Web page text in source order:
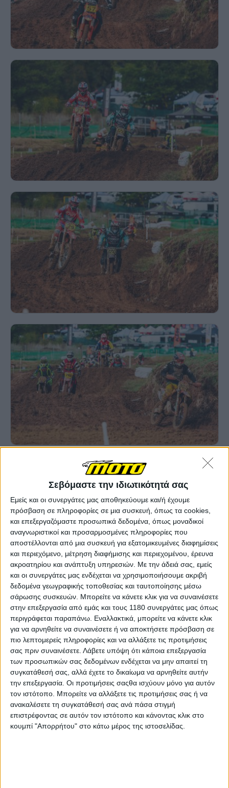
Σεβόμαστε την ιδιωτικότητά σας
Εμείς και οι συνεργάτες μας αποθηκεύουμε και/ή έχουμε
πρόσβαση σε πληροφορίες σε μια συσκευή, όπως τα cookies,
και επεξεργαζόμαστε προσωπικά δεδομένα, όπως μοναδικοί
αναγνωριστικοί και προσαρμοσμένες πληροφορίες που
αποστέλλονται από μια συσκευή για εξατομικευμένες διαφημίσεις
και περιεχόμενο, μέτρηση διαφήμισης και περιεχομένου, έρευνα
ακροατηρίου και ανάπτυξη υπηρεσιών. Με την άδειά σας, εμείς
και οι συνεργάτες μας ενδέχεται να χρησιμοποιήσουμε ακριβή
δεδομένα γεωγραφικής τοποθεσίας και ταυτοποίησης μέσω
σάρωσης συσκευών. Μπορείτε να κάνετε κλικ για να συναινέσετε
στην επεξεργασία από εμάς και τους 1180 συνεργάτες μας όπως
περιγράφεται παραπάνω. Εναλλακτικά, μπορείτε να κάνετε κλικ
για να αρνηθείτε να συναινέσετε ή να αποκτήσετε πρόσβαση σε
πιο λεπτομερείς πληροφορίες και να αλλάξετε τις προτιμήσεις
σας πριν συναινέσετε. Λάβετε υπόψη ότι κάποια επεξεργασία
των προσωπικών σας δεδομένων ενδέχεται να μην απαιτεί τη
συγκατάθεσή σας, αλλά έχετε το δικαίωμα να αρνηθείτε αυτήν
την επεξεργασία. Οι προτιμήσεις σαςθα ισχύουν μόνο για αυτόν
τον ιστότοπο. Μπορείτε να αλλάξετε τις προτιμήσεις σας ή να
ανακαλέσετε τη συγκατάθεσή σας ανά πάσα στιγμή
επιστρέφοντας σε αυτόν τον ιστότοπο και κάνοντας κλικ στο
κουμπί "Απορρήτου" στο κάτω μέρος της ιστοσελίδας.